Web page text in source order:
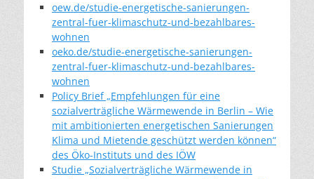
oew.de/studie-energetische-sanierungen-
zentral-fuer-klimaschutz-und-bezahlbares-
wohnen
oeko.de/studie-energetische-sanierungen-
zentral-fuer-klimaschutz-und-bezahlbares-
wohnen
Policy Brief „Empfehlungen für eine
sozialverträgliche Wärmewende in Berlin – Wie
mit ambitionierten energetischen Sanierungen
Klima und Mietende geschützt werden können“
des Öko-Instituts und des IÖW
Studie „Sozialverträgliche Wärmewende in